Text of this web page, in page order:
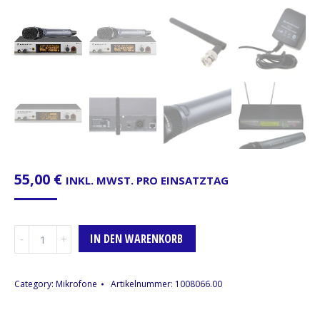
55,00 € INKL. MWST. PRO EINSATZTAG
365
IN DEN WARENKORB
Category: Mikrofone Artikelnummer: 1008066.00